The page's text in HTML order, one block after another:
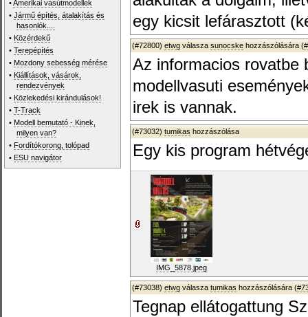
•Amerikai vasútmodellek
•Jármű építés, átalakítás és
hasonlók....
• Közérdekű
•Terepépítés
• Mozdony sebesség mérése
• Kiállítások, vásárok,
rendezvények
• Közlekedési kirándulások!
•T-Track
• Modell bemutató - Kinek,
milyen van?
• Fordítókorong, tolópad
• ESU navigátor
egy kicsit lefárasztott
(#72800) etwg válasza sunocske hozzászólására (
Az informacios rovatbe
modellvasuti
irek is vannak.
(#73032) tumikas hozzászólása
Egy kis program
IMG_5878.jpeg
(#73038) etwg válasza tumikas hozzászólására (
Tegnap ellátogattung